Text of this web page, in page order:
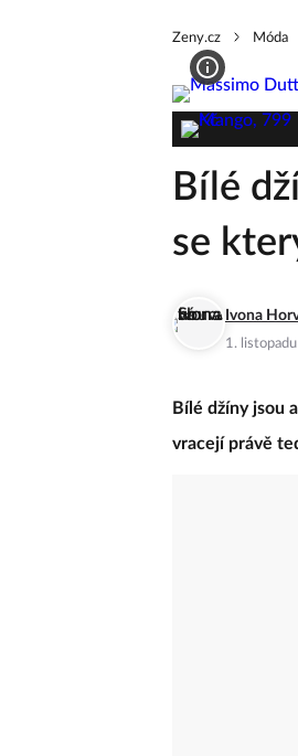
Zeny.cz Móda
Bílé
se
Ivona
1.
Bílé džíny jsou
vracejí právě